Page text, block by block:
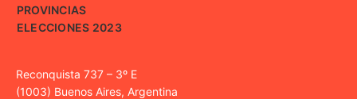
PROVINCIAS
ELECCIONES 2023
Reconquista 737 – 3º E
(1003) Buenos Aires, Argentina